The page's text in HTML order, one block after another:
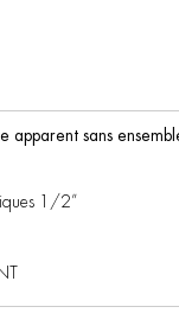
apparent sans
1/2”